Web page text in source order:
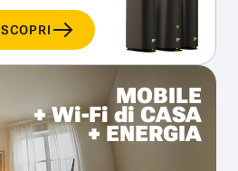
SCOPRI
MOBILE
+ Wi-Fi di CASA
+ ENERGIA